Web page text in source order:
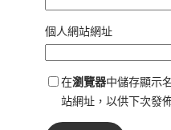
個人網站網址
在瀏覽器中儲存顯示
站網址，以供下次發